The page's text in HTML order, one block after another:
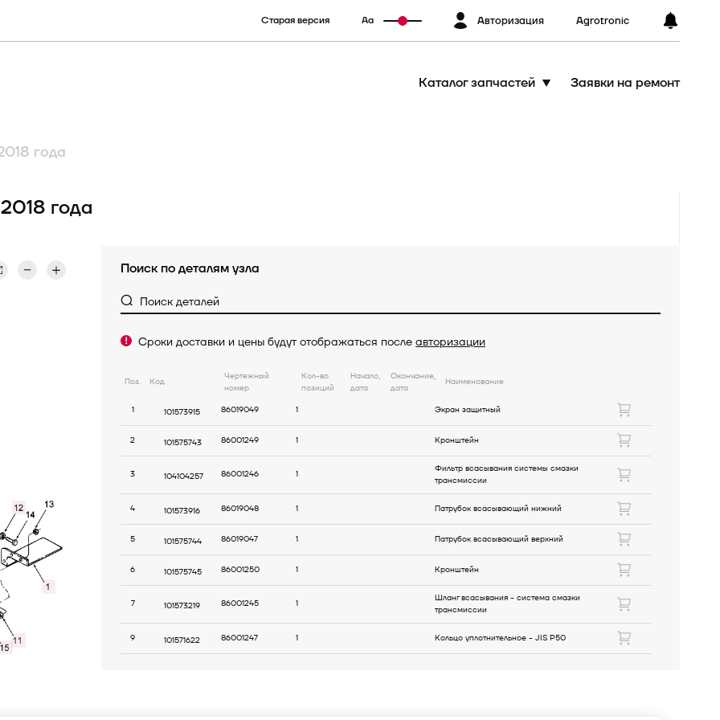
Старая версия Аа Авторизация Agrotronic
Каталог запчастей Заявки на ремонт
года
года
Поиск по деталям узла
Поиск деталей
Сроки доставки и цены будут отображаться после авторизации
Поз. Код
Чертежный
номер
Кол-во
позиций
Начало,
дата
Окончание,
дата
Наименование
1 101573915 86019049 1 Экран защитный
2 101575743 86001249 1 Кронштейн
3 104104257 86001246 1
Фильтр всасывания системы смазки
трансмиссии
4 101573916 86019048 1 Патрубок всасывающий нижний
5 101575744 86019047 1 Патрубок всасывающий верхний
6 101575745 86001250 1 Кронштейн
7 101573219 86001245 1
Шланг всасывания - система смазки
трансмиссии
9 101571622 86001247 1 Кольцо уплотнительное - JIS P50